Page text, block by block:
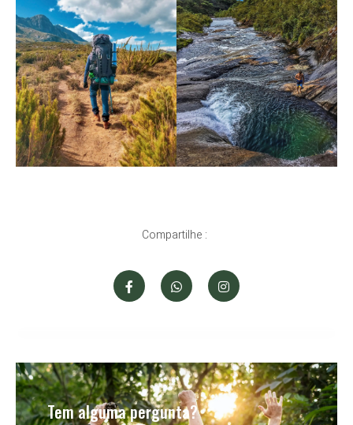
Compartilhe :
Tem alguma pergunta?